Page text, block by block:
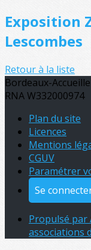
Exposition
Lescombes
Retour à la liste
Bordeaux-
RNA W332000974
Plan du site
Licences
Mentions
CGUV
Paramétrer
Se
Propulsé par
associations